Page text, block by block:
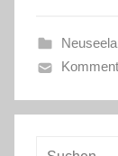
Suchen